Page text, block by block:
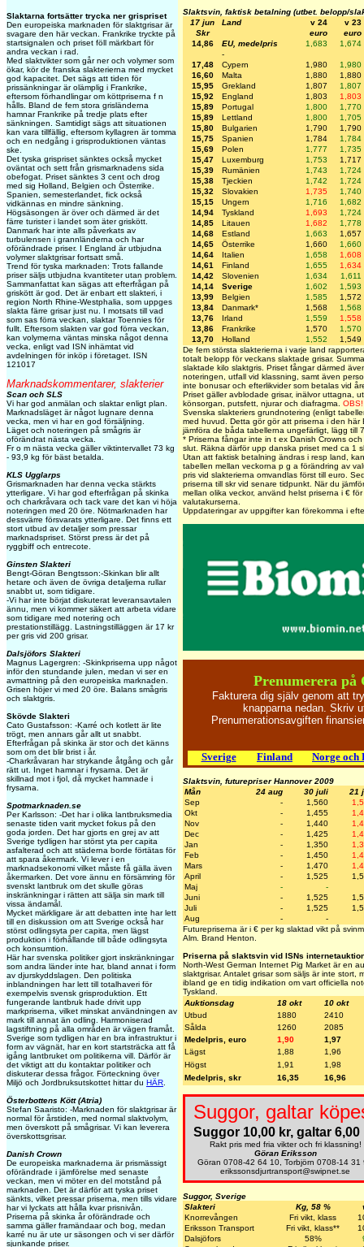
Slaktarna fortsätter trycka ner grispriset
Den europeiska marknaden för slaktgrisar är
svagare den här veckan. Frankrike tryckte på
startsignalen och priset föll märkbart för
andra veckan i rad.
Med slaktvikter som går ner och volymer som
ökar, kör de franska slakterierna med mycket
god kapacitet. Det sägs att tiden för
prissänkningar är olämplig i Frankrike,
eftersom förhandlingar om köttpriserna f n
hålls. Bland de fem stora grisländerna
hamnar Frankrike på tredje plats efter
sänkningen. Samtidigt sägs att situationen
kan vara tillfällig, eftersom kyllagren är tomma
och en nedgång i grisproduktionen väntas
ske.
Det tyska grispriset sänktes också mycket
oväntat och sett från grismarknadens sida
obefogat. Priset sänktes 3 cent och drog
med sig Holland, Belgien och Österrike.
Spanien, semesterlandet, fick också
vidkännas en mindre sänkning.
Högsäsongen är över och därmed är det
färre turister i landet som äter griskött.
Danmark har inte alls påverkats av
turbulensen i grannländerna och har
oförändrade priser. I England är utbjudna
volymer slaktgrisar fortsatt små.
Trend för tyska marknaden: Trots fallande
priser säljs utbjudna kvantiteter utan problem.
Sammanfattat kan sägas att efterfrågan på
griskött är god. Det är enbart ett slakteri, i
region North Rhine-Westphalia, som uppges
slakta färre grisar just nu. I motsats till vad
som sas förra veckan, slaktar Toennies för
fullt. Eftersom slakten var god förra veckan,
kan volymerna väntas minska något denna
vecka, enligt vad ISN inhämtat vid
avdelningen för inköp i företaget. ISN
121017
Marknadskommentarer, slakterier
Scan och SLS
Vi har god anmälan och slaktar enligt plan.
Marknadsläget är något lugnare denna
vecka, men vi har en god försäljning.
Läget och noteringen på smågris är
oförändrat nästa vecka.
Fr o m nästa vecka gäller viktintervallet 73 kg
- 93,9 kg för bäst betalda.
KLS Ugglarps
Grismarknaden har denna vecka stärkts
ytterligare. Vi har god efterfrågan på skinka
och charkråvara och tack vare det kan vi höja
noteringen med 20 öre. Nötmarknaden har
dessvärre försvarats ytterligare. Det finns ett
stort utbud av detaljer som pressar
marknadspriset. Störst press är det på
ryggbiff och entrecote.
Ginsten Slakteri
Bengt-Göran Bengtsson:-Skinkan blir allt
hetare och även de övriga detaljerna rullar
snabbt ut, som tidigare.
-Vi har inte börjat diskuterat leveransavtalen
ännu, men vi kommer säkert att arbeta vidare
som tidigare med notering och
prestationstillägg. Lastningstilläggen är 17 kr
per gris vid 200 grisar.
Dalsjöfors Slakteri
Magnus Lagergren: -Skinkpriserna upp något
inför den stundande julen, medan vi ser en
avmattning på den europeiska marknaden.
Grisen höjer vi med 20 öre. Balans smågris
och slaktgris.
Skövde Slakteri
Cato Gustafsson: -Karré och kotlett är lite
trögt, men annars går allt ut snabbt.
Efterfrågan på skinka är stor och det känns
som om det blir brist i år.
-Charkråvaran har strykande åtgång och går
rätt ut. Inget hamnar i frysarna. Det är
skillnad mot i fjol, då mycket hamnade i
frysarna.
Spotmarknaden.se
Per Karlsson: -Det har i olika lantbruksmedia
senaste tiden varit mycket fokus på den
goda jorden. Det har gjorts en grej av att
Sverige tydligen har störst yta per capita
asfalterad och att städerna borde förtätas för
att spara åkermark. Vi lever i en
marknadsekonomi vilket måste få gälla även
åkermarken. Det vore ännu en försämring för
svenskt lantbruk om det skulle göras
inskränkningar i rätten att sälja sin mark till
vissa ändamål.
Mycket märkligare är att debatten inte har lett
till en diskussion om att Sverige också har
störst odlingsyta per capita, men lägst
produktion i förhållande till både odlingsyta
och konsumtion.
Här har svenska politiker gjort inskränkningar
som andra länder inte har, bland annat i form
av djurskyddslagen. Den politiska
inblandningen har lett till totalhaveri för
exempelvis svensk grisproduktion. Ett
fungerande lantbruk hade drivit upp
markpriserna, vilket minskat användningen av
mark till annat än odling. Harmoniserad
lagstiftning på alla områden är vägen framåt.
Sverige som tydligen har en bra infrastruktur i
form av vägnät, har en kort startsträcka att få
igång lantbruket om politikerna vill. Därför är
det viktigt att du kontaktar politiker och
diskuterar dessa frågor. Förteckning över
Miljö och Jordbruksutskottet hittar du HÄR
Österbottens Kött (Atria)
Stefan Saaristo: -Marknaden för slaktgrisar är
normal för årstiden, med normal slaktvolym,
men överskott på smågrisar. Vi kan leverera
överskottsgrisar.
Danish Crown
De europeiska marknaderna är prismässigt
oförändrade i jämförelse med senaste
veckan, men vi möter en del motstånd på
marknaden. Det är därför att tyska priset
sänkts, vilket pressar priserna, men tills vidare
har vi lyckats att hålla kvar prisnivån.
Priserna på skinka år oförändrade och
samma gäller framändaar och bog, medan
karré nu är ute ur säsongen och vi ser därför
sjunkande priser.
Slaktsvin, faktisk betalning (utbet. belopp/
17 jun
Land v 24
v 23
Skr
euro
euro
14,86
EU, medelpris 1,683
1,674
-
17,48
Cypern 1,980
1,980
16,60
Malta 1,880
1,880
15,95
Grekland 1,807
1,807
15,92
England 1,803
1,803
15,89
Portugal 1,800
1,770
15,89
Lettland 1,800
1,705
15,80
Bulgarien 1,790
1,790
15,75
Spanien 1,784
1,784
15,69
Polen 1,777
1,735
15,47
Luxemburg 1,753
1,717
15,39
Rumänien 1,743
1,724
15,38
Tjeckien 1,742
1,724
15,32
Slovakien 1,735
1,740
15,15
Ungern 1,716
1,682
14,94
Tyskland 1,693
1,724
14,85
Litauen 1,682
1,778
14,68
Estland 1,663
1,657
14,65
Österrike 1,660
1,660
14,64
Italien 1,658
1,608
14,61
Finland 1,655
1,634
14,42
Slovenien 1,634
1,611
14,14
Sverige 1,602
1,593
13,99
Belgien 1,585
1,572
13,84
Danmark* 1,568
1,568
13,76
Irland 1,559
1,558
13,86
Frankrike 1,570
1,570
13,70
Holland 1,552
1,549
De fem största slakterierna i varje land
totalt belopp för veckans slaktade grisar.
slaktade kilo slaktgris. Priset fångar därmed
noteringen, utfall vid klassning, samt även
inte bonusar och efterlikvider som betalas vid
Priset gäller avblodade grisar, inälvor uttagna,
könsorgan, putsfett, njurar och diafragma. OBS!
Svenska slakteriers grundnotering (enligt
med huvud. Detta gör gör att priserna i den här
jämföra de båda tabellerna ungefärligt, lägg till
* Priserna fångar inte in t ex Danish Crowns
slut. Räkna därför upp danska priset med ca 1
Utan att faktisk betalning ändras i resp land,
tabellen mellan veckorna p g a förändring av
pris vid slakterierna omvandlas först till euro.
priserna till skr vid senare tidpunkt. När du
mellan olika veckor, använd helst priserna i €
valutakurserna.
Uppdateringar av uppgifter kan förekomma i
Prenumerera på
Fakturera dig själv genom att
knapparna nedan. Skriv
Prenumerationsavgiften
Sverige Finland Norge och
Slaktsvin, futurepriser Hannover 2009
Mån
24 aug 30 juli
21
Sep
- 1,560
Okt
- 1,455
Nov
- 1,440
Dec
- 1,425
Jan
- 1,350
Feb
- 1,450
Mars
- 1,470
April
- 1,525
Maj
-
-
Juni
- 1,525
Juli
- 1,525
Aug
-
-
Futurepriserna är i € per kg slaktad vikt på
Alm. Brand Henton.
Priserna på slaktsvin vid ISNs
North-West German Internet Pig Market är en
slaktgrisar. Antalet grisar som säljs är inte stort,
ibland ge en tidig indikation om vart officiella
Tyskland.
Auktionsdag
18 okt
10 okt
Utbud
1880
2410
Sålda
1260
2085
Medelpris, euro
1,90
1,97
Lägst
1,88
1,96
Högst
1,91
1,98
Medelpris, skr
16,35 16,96
Suggor, galtar
Suggor 10,00 kr, galtar 6,00
Rakt pris med fria vikter och fri klassning!
Göran Eriksson
Göran 0708-42 64 10, Torbjörn 0708-14 31
erikssonsdjurtransport@swipnet.se
Suggor, Sverige
Slakteri
Kg, 58 %
Knorrevången
Fri vikt, klass
Eriksson Transport
Fri vikt, klass**
Dalsjöfors
58%